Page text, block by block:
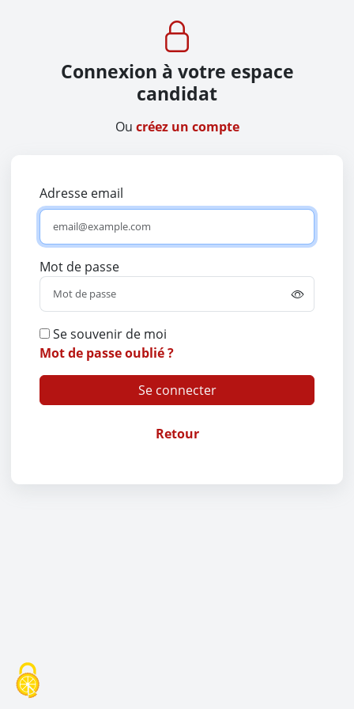
Connexion à votre espace
candidat
Ou créez un compte
Adresse email
Mot de passe
Se souvenir de moi
Mot de passe oublié ?
Se connecter
Retour